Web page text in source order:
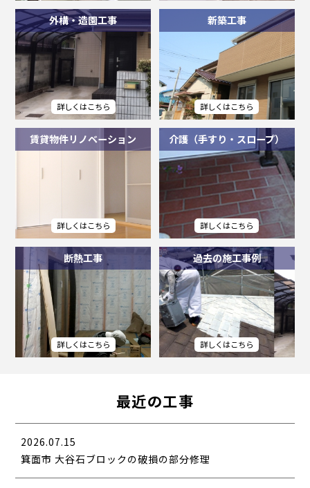
外構・造園工事 新築工事
賃貸物件リノベーション 介護（手すり・スロープ）
断熱工事 過去の施工事例
最近の工事
2026.07.15
箕面市 大谷石ブロックの破損の部分修理